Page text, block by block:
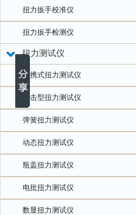
扭力扳手校准仪
扭力扳手检测仪
扭力测试仪
便携式扭力测试仪
冲击型扭力测试仪
弹簧扭力测试仪
动态扭力测试仪
瓶盖扭力测试仪
电批扭力测试仪
数显扭力测试仪